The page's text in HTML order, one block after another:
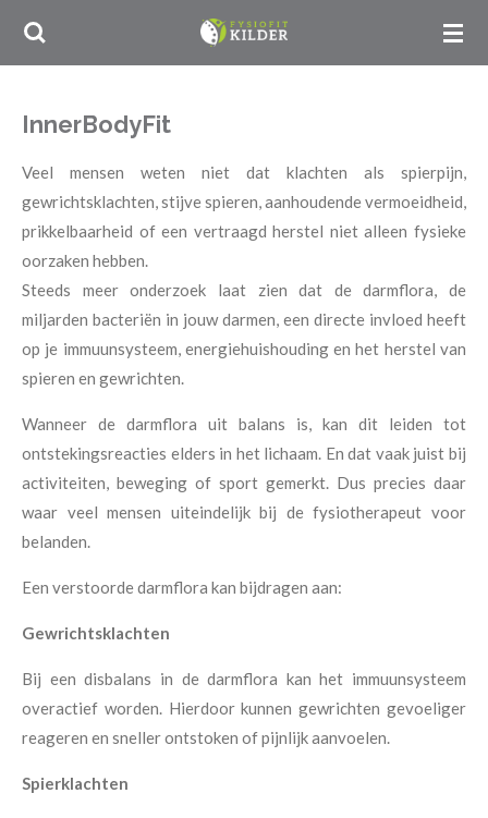
Ga
deInnerBodyFit
Veel mensen weten niet dat klachten als spierpijn,
gewrichtsklachten, stijve spieren, aanhoudende vermoeidheid,
prikkelbaarheid of een vertraagd herstel niet alleen fysieke
oorzaken hebben.
Steeds meer onderzoek laat zien dat de darmflora, de
miljarden bacteriën in jouw darmen, een directe invloed heeft
op je immuunsysteem, energiehuishouding en het herstel van
spieren en gewrichten.
Wanneer de darmflora uit balans is, kan dit leiden tot
ontstekingsreacties elders in het lichaam. En dat vaak juist bij
activiteiten, beweging of sport gemerkt. Dus precies daar
waar veel mensen uiteindelijk bij de fysiotherapeut voor
belanden.
Een verstoorde darmflora kan bijdragen aan:
Gewrichtsklachten
Bij een disbalans in de darmflora kan het immuunsysteem
overactief worden. Hierdoor kunnen gewrichten gevoeliger
reageren en sneller ontstoken of pijnlijk aanvoelen.
Spierklachten